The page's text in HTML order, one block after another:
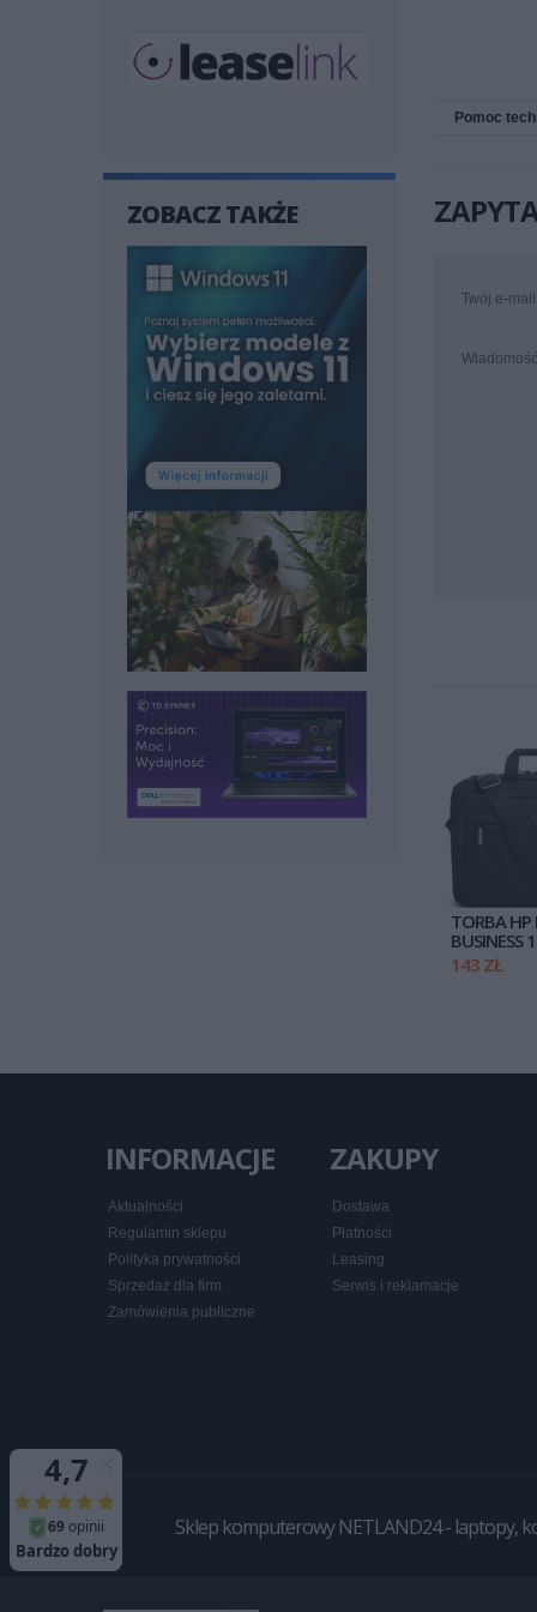
ZOBACZ TAKŻE
Pomoc
Twój e-mail
Wiadomość
TORBA HP
BUSINESS
143 ZŁ
INFORMACJE
Aktualności
Regulamin sklepu
Polityka prywatności
Sprzedaż dla firm
Zamówienia publiczne
ZAKUPY
Dostawa
Płatności
Leasing
Serwis i reklamacje
Sklep komputerowy NETLAND24 - laptopy,